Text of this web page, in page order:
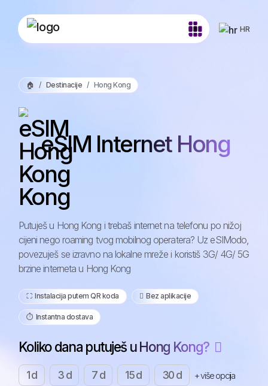
HR
🏠 Destinacije Hong Kong
eSIM Internet Hong
Kong
Putuješ u Hong Kong i trebaš internet na telefonu po nižoj
cijeni nego roaming tvog mobilnog operatera? Uz eSIModo,
povezuješ se izravno na lokalne mreže i koristiš 3G/ 4G/ 5G
brzine interneta u Hong Kong
⛶️️ Instalacija putem QR koda ️ Bez aplikacije
⏱️️ Instantna dostava
Koliko dana putuješ u Hong Kong?
1 d 3 d 7 d 15 d 30 d + više opcija